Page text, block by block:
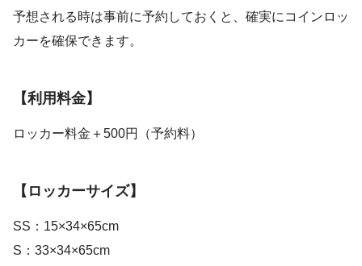
予想される時は事前に予約しておくと、確実にコインロッ
カーを確保できます。
【利用料金】
ロッカー料金＋500円（予約料）
【ロッカーサイズ】
SS：15×34×65cm
S：33×34×65cm